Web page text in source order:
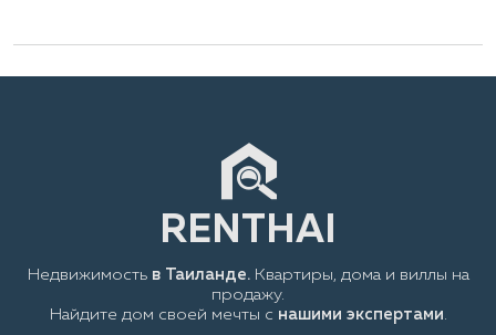
Недвижимость в Таиланде.Квартиры, дома и виллы на
продажу.
Найдите дом своей мечты с нашими экспертами